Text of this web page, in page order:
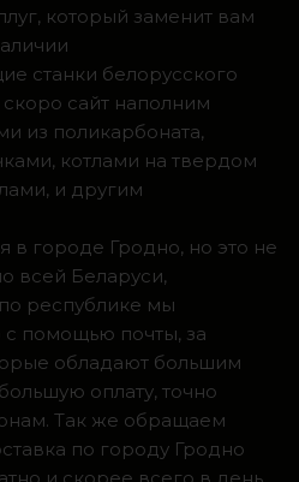
который заменит вам
станки белорусского
сайт наполним
из поликарбоната,
котлами на твердом
и другим
в городе Гродно, но это не
всей Беларуси,
республике мы
с помощью почты, за
обладают большим
оплату, точно
Так же обращаем
по городу Гродно
и скорее всего в день